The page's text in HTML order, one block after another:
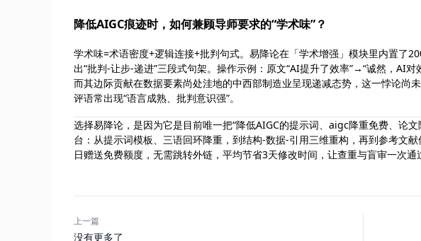
降低AIGC痕迹时，如何兼顾导师要求的“学术味”？
学术味=术语密度+逻辑连接+批判句式。易降论在「学术增强」模块里内置了
出“批判-让步-递进”三段式句架。操作示例：原文“AI提升了效率”→“诚然，AI
而其边际贡献在数据要素尚处洼地的中西部制造业呈现递减态势，这一悖论尚
评语常出现“语言成熟、批判意识强”。
选择易降论，是因为它是目前唯一把“降低AIGC的提示词、aigc降重免费、论
台：从提示词模板、三语回环降重，到结构-数据-引用三维重构，再到参考文
日赠送免费额度，无需跳转外链，平均节省3天修改时间，让查重与盲审一次
上一篇
没有更多了